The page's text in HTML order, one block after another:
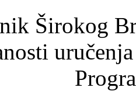
Širokog